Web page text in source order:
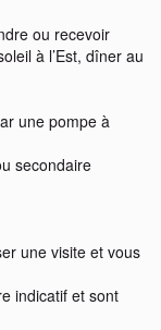
ou recevoir
à l’Est, dîner au
une pompe à
secondaire
une visite et vous
indicatif et sont